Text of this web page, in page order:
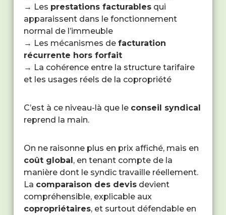
→ Les prestations facturablesqui
apparaissent dans le fonctionnement
normal de l’immeuble
→ Les mécanismes de facturation
récurrente hors forfait
→ La cohérence entre la structure tarifaire
et les usages réels de la copropriété
C’est à ce niveau-là que le conseil syndical
reprend la main.
On ne raisonne plus en prix affiché, mais en
coût global, en tenant compte de la
manière dont le syndic travaille réellement.
La comparaison des devisdevient
compréhensible, explicable aux
copropriétaires, et surtout défendable en